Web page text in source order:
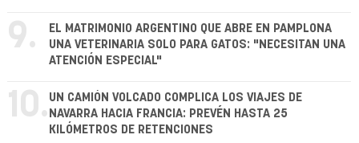
9.
EL MATRIMONIO ARGENTINO QUE ABRE EN PAMPLONA
UNA VETERINARIA SOLO PARA GATOS: "NECESITAN UNA
ATENCIÓN ESPECIAL"
10. UN CAMIÓN VOLCADO COMPLICA LOS VIAJES DE
NAVARRA HACIA FRANCIA: PREVÉN HASTA 25
KILÓMETROS DE RETENCIONES